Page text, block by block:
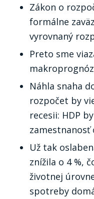
Zákon o
formálne
vyrovnaný
Preto sme
Náhla snaha
rozpočet by
recesii: HDP
zamestnanosť
Už tak
znížila o 4 %,
životnej
spotreby